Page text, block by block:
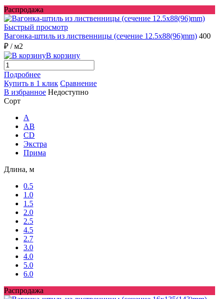
Распродажа
Быстрый просмотр
Вагонка-штиль из лиственницы (сечение 12.5x88(96)mm) 400
₽ / м2
В корзину
Подробнее
Купить в 1 клик Сравнение
В избранное Недоступно
Сорт
A
AB
CD
Экстра
Прима
Длина, м
0.5
1.0
1.5
2.0
2.5
4.5
2.7
3.0
4.0
5.0
6.0
Распродажа